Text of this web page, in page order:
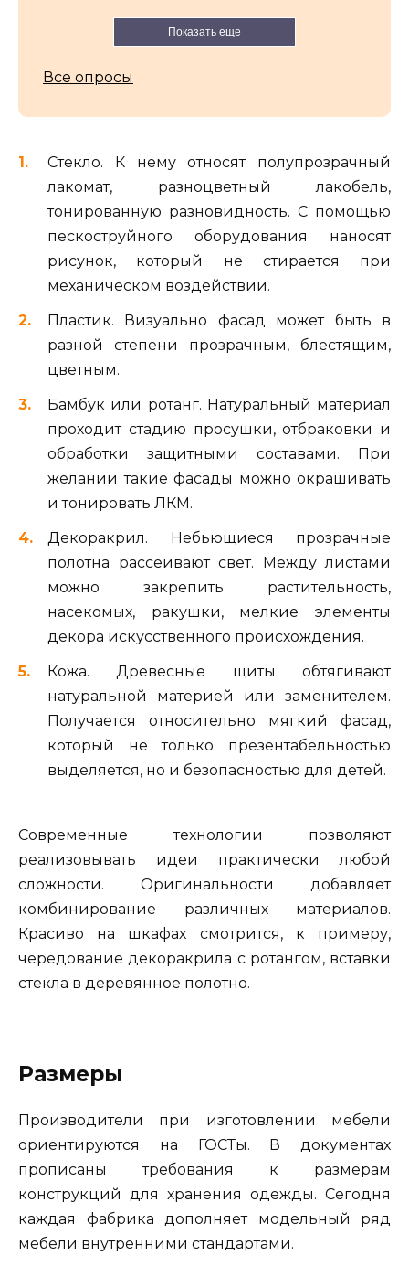
Показать еще
Все опросы
Стекло. К нему относят полупрозрачный
лакомат, разноцветный лакобель,
тонированную разновидность. С помощью
пескоструйного оборудования наносят
рисунок, который не стирается при
механическом воздействии.
Пластик. Визуально фасад может быть в
разной степени прозрачным, блестящим,
цветным.
Бамбук или ротанг. Натуральный материал
проходит стадию просушки, отбраковки и
обработки защитными составами. При
желании такие фасады можно окрашивать
и тонировать ЛКМ.
Декоракрил. Небьющиеся прозрачные
полотна рассеивают свет. Между листами
можно закрепить растительность,
насекомых, ракушки, мелкие элементы
декора искусственного происхождения.
Кожа. Древесные щиты обтягивают
натуральной материей или заменителем.
Получается относительно мягкий фасад,
который не только презентабельностью
выделяется, но и безопасностью для детей.
Современные технологии позволяют
реализовывать идеи практически любой
сложности. Оригинальности добавляет
комбинирование различных материалов.
Красиво на шкафах смотрится, к примеру,
чередование декоракрила с ротангом, вставки
стекла в деревянное полотно.
Размеры
Производители при изготовлении мебели
ориентируются на ГОСТы. В документах
прописаны требования к размерам
конструкций для хранения одежды. Сегодня
каждая фабрика дополняет модельный ряд
мебели внутренними стандартами.